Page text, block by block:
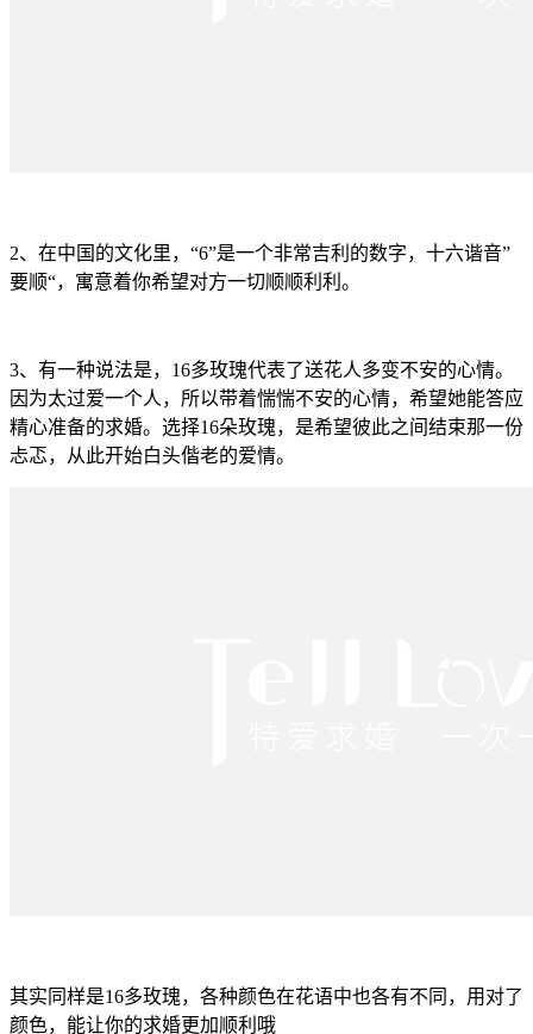
2、在中国的文化里，“6”是一个非常吉利的数字，十六谐音”
要顺“，寓意着你希望对方一切顺顺利利。
3、有一种说法是，16多玫瑰代表了送花人多变不安的心情。
因为太过爱一个人，所以带着惴惴不安的心情，希望她能答应
精心准备的求婚。选择16朵玫瑰，是希望彼此之间结束那一份
忐忑，从此开始白头偕老的爱情。
其实同样是16多玫瑰，各种颜色在花语中也各有不同，用对了
颜色，能让你的求婚更加顺利哦